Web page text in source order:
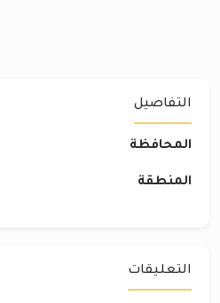
التفاصيل
المحافظة
المنطقة
التعليقات